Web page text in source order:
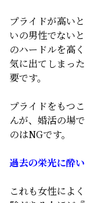
プライドが高い
いの男性でない
のハードルを高
気に出てしまっ
要です。
プライドをもつ
んが、婚活の場
のはNGです。
過去の栄光に酔
これも女性によ